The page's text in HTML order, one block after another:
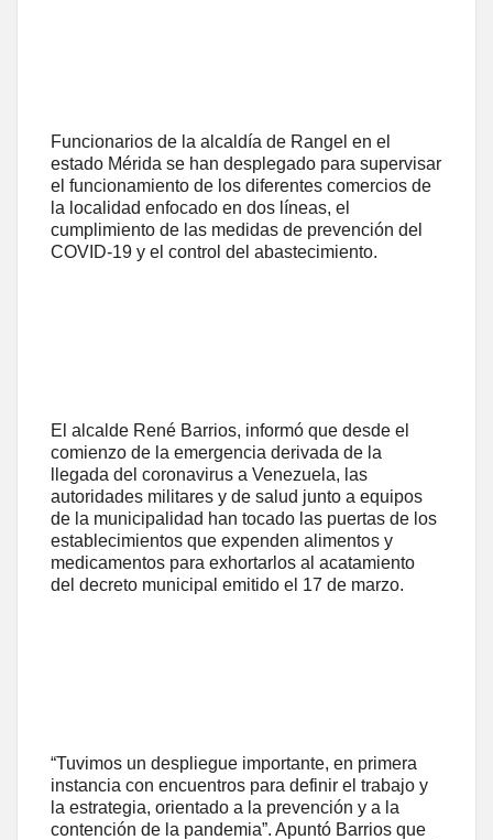
Funcionarios de la alcaldía de Rangel en el
estado Mérida se han desplegado para supervisar
el funcionamiento de los diferentes comercios de
la localidad enfocado en dos líneas, el
cumplimiento de las medidas de prevención del
COVID-19 y el control del abastecimiento.
El alcalde René Barrios, informó que desde el
comienzo de la emergencia derivada de la
llegada del coronavirus a Venezuela, las
autoridades militares y de salud junto a equipos
de la municipalidad han tocado las puertas de los
establecimientos que expenden alimentos y
medicamentos para exhortarlos al acatamiento
del decreto municipal emitido el 17 de marzo.
“Tuvimos un despliegue importante, en primera
instancia con encuentros para definir el trabajo y
la estrategia, orientado a la prevención y a la
contención de la pandemia”. Apuntó Barrios que